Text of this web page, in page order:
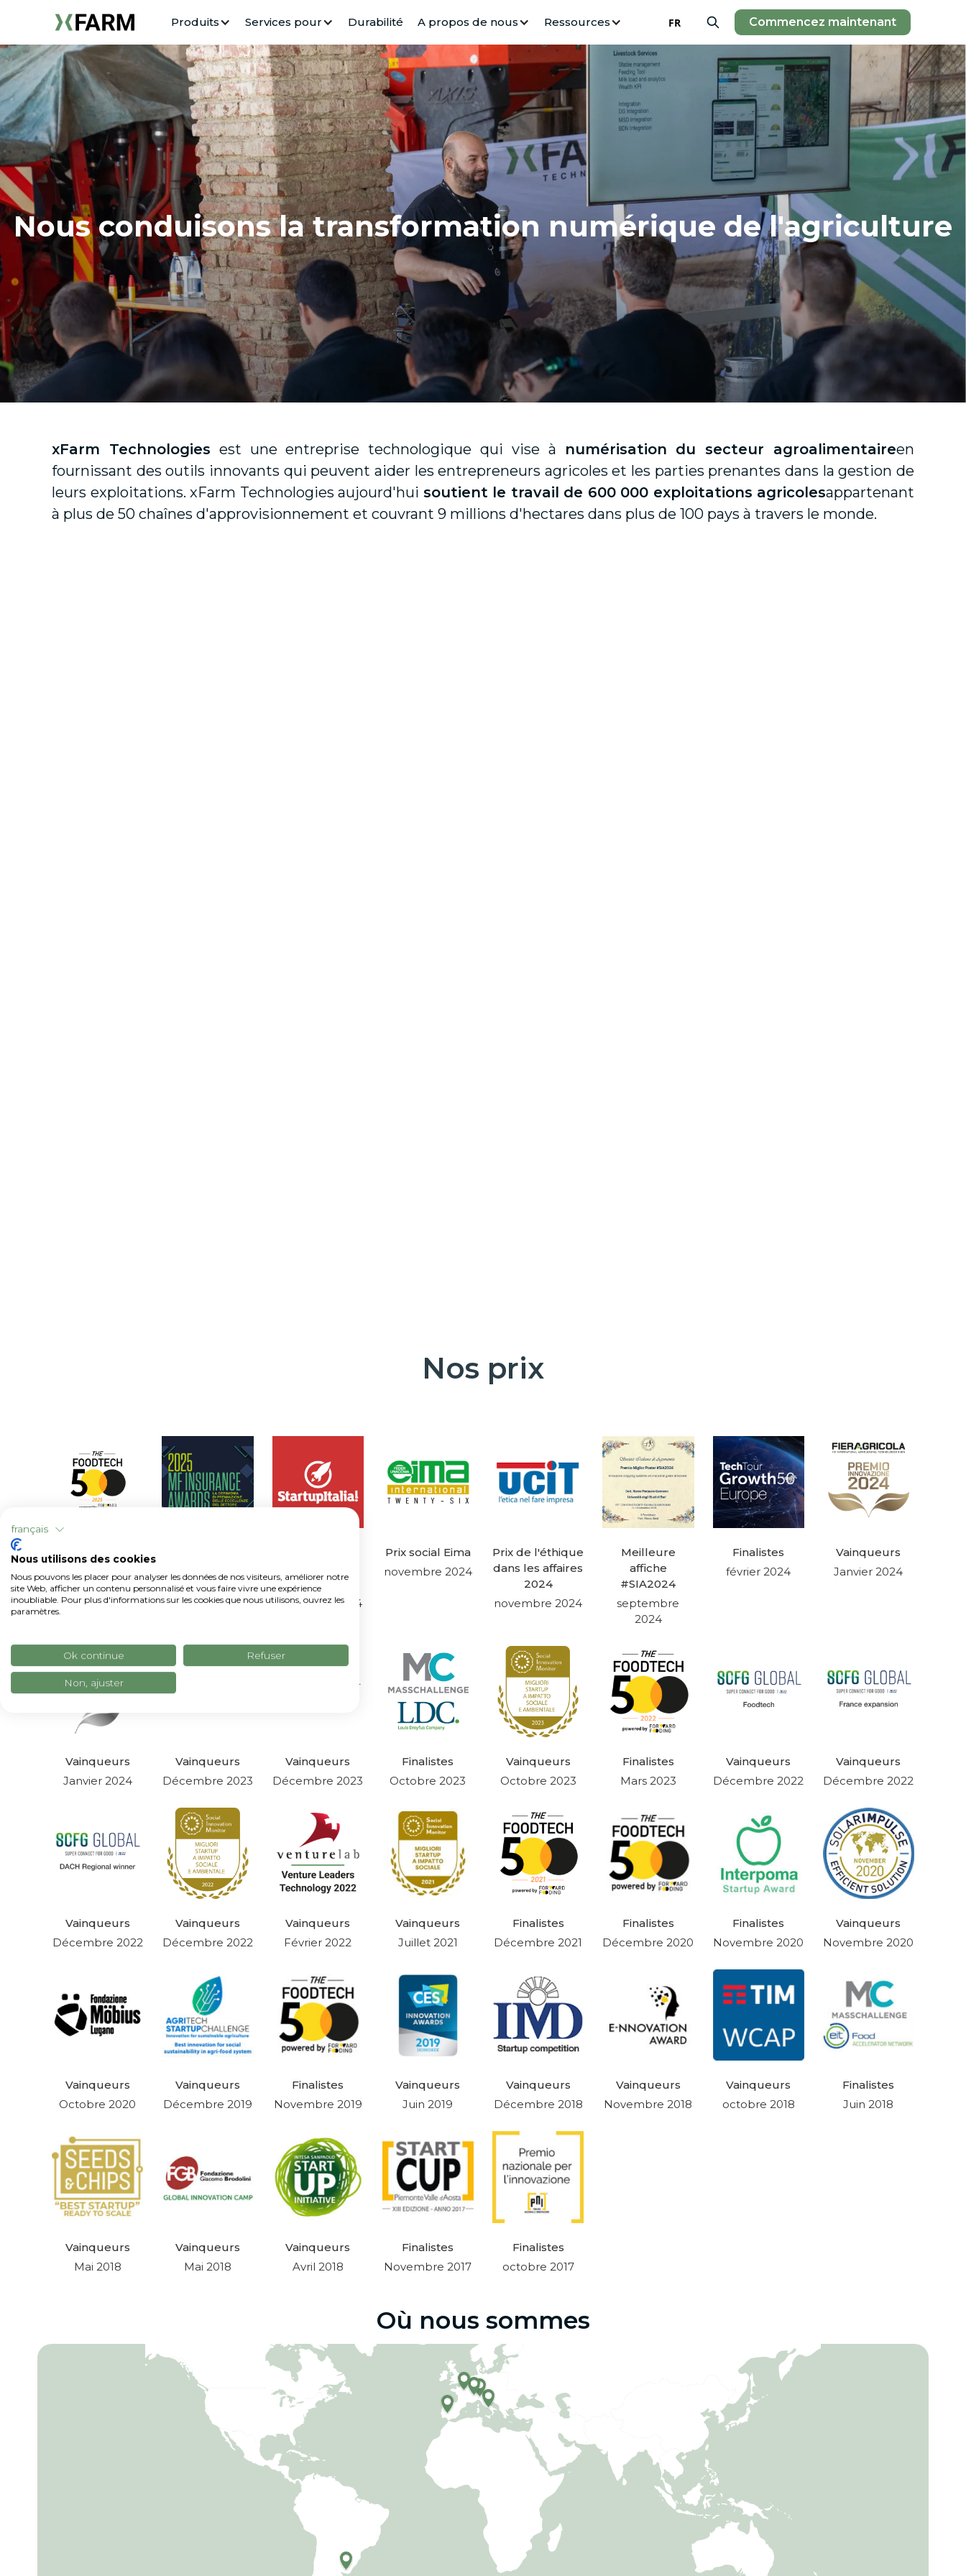
Produits Services pour Durabilité A propos de nous Ressources FR Commencez maintenant
Nous conduisons la transformation numérique de l'agriculture
xFarm Technologies est une entreprise technologique qui vise à numérisation du secteur agroalimentaireen
fournissant des outils innovants qui peuvent aider les entrepreneurs agricoles et les parties prenantes dans la gestion de
leurs exploitations. xFarm Technologies aujourd'hui soutient le travail de 600 000 exploitations agricolesappartenant
à plus de 50 chaînes d'approvisionnement et couvrant 9 millions d'hectares dans plus de 100 pays à travers le monde.
Nos prix
classement
FoodTech 500
Avril 2026
politiques
paramétriques
l'année
décembre 2024
Prix social Eima
novembre 2024
Prix de l'éthique
dans les affaires
2024
novembre 2024
Meilleure
affiche
#SIA2024
septembre
2024
Finalistes
février 2024
Vainqueurs
Janvier 2024
Vainqueurs
Janvier 2024
Vainqueurs
Décembre 2023
Vainqueurs
Décembre 2023
Finalistes
Octobre 2023
Vainqueurs
Octobre 2023
Finalistes
Mars 2023
Vainqueurs
Décembre 2022
Vainqueurs
Décembre 2022
Vainqueurs
Décembre 2022
Vainqueurs
Décembre 2022
Vainqueurs
Février 2022
Vainqueurs
Juillet 2021
Finalistes
Décembre 2021
Finalistes
Décembre 2020
Finalistes
Novembre 2020
Vainqueurs
Novembre 2020
Vainqueurs
Octobre 2020
Vainqueurs
Décembre 2019
Finalistes
Novembre 2019
Vainqueurs
Juin 2019
Vainqueurs
Décembre 2018
Vainqueurs
Novembre 2018
Vainqueurs
octobre 2018
Finalistes
Juin 2018
Vainqueurs
Mai 2018
Vainqueurs
Mai 2018
Vainqueurs
Avril 2018
Finalistes
Novembre 2017
Finalistes
octobre 2017
Où nous sommes
français
Nous utilisons des cookies
Nous pouvons les placer pour analyser les données de nos visiteurs, améliorer notre
site Web, afficher un contenu personnalisé et vous faire vivre une expérience
inoubliable. Pour plus d'informations sur les cookies que nous utilisons, ouvrez les
paramètres.
Ok continue Refuser
Non, ajuster